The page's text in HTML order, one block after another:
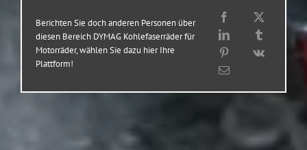
Berichten Sie doch anderen Personen über
diesen Bereich DYMAG Kohlefaserräder für
Motorräder, wählen Sie dazu hier Ihre
Plattform!